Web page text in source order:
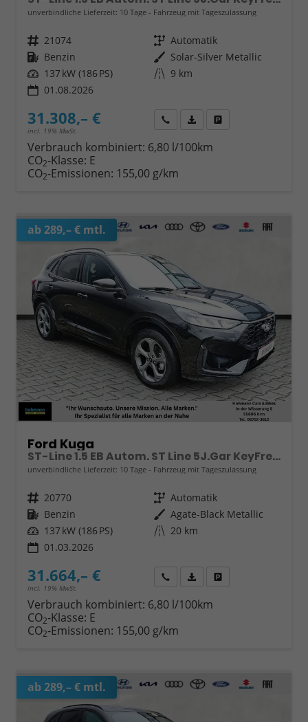
unverbindliche Lieferzeit: 10 Tage Fahrzeug mit Tageszulassung
Fahrzeugnr. 21074 Getriebe Automatik
Kraftstoff Benzin Außenfarbe Solar-Silver Metallic
Leistung 137 kW (186 PS) Kilometerstand 9 km
01.08.2026
31.308,– €
incl. 19% MwSt.
Wir rufen Sie anFahrzeugexposé (PDF)
Verbrauch kombiniert: 6,80 l/100km
CO2-Klasse: E
CO2-Emissionen: 155,00 g/km
ab 289,– € mtl.
Ford Kuga
ST-Line 1.5 EB Autom. ST Line 5J.Gar KeyFree Kamera
unverbindliche Lieferzeit: 10 Tage Fahrzeug mit Tageszulassung
Fahrzeugnr. 20770 Getriebe Automatik
Kraftstoff Benzin Außenfarbe Agate-Black Metallic
Leistung 137 kW (186 PS) Kilometerstand 20 km
01.03.2026
31.664,– €
incl. 19% MwSt.
Wir rufen Sie anFahrzeugexposé (PDF)
Verbrauch kombiniert: 6,80 l/100km
CO2-Klasse: E
CO2-Emissionen: 155,00 g/km
ab 289,– € mtl.